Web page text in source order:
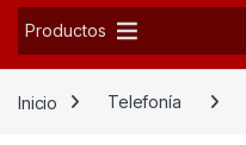
Productos
Inicio Telefonía